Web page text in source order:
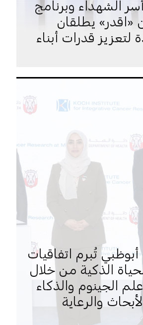
الشهداء وبرنامج
«اقدر» يطلقان
لتعزيز قدرات أبناء
تُبرم اتفاقيات
الذكية من خلال
الجينوم والذكاء
والرعاية